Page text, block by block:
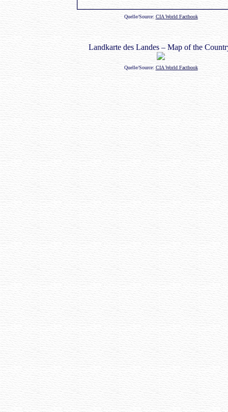
Quelle/Source: CIA World Factbook
Landkarte des Landes – Map of the
Quelle/Source: CIA World Factbook